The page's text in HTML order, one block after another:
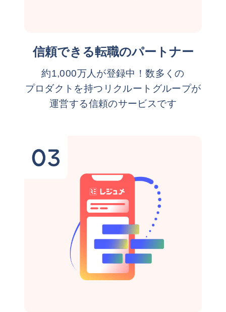
信頼できる転職のパートナー
約1,000万人が登録中！数多くの
プロダクトを持つリクルートグループが
運営する信頼のサービスです